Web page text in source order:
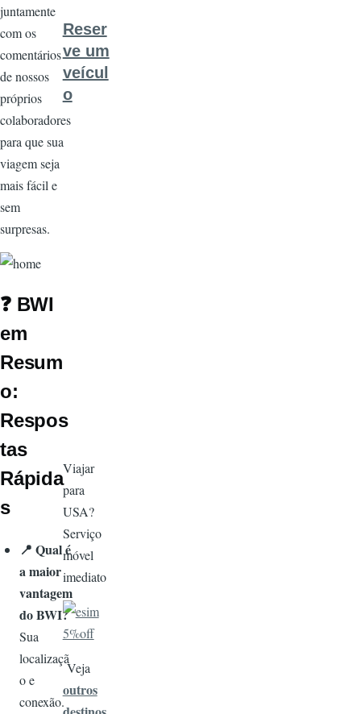
juntamente
com os
comentários
de nossos
próprios
colaboradores
para que sua
viagem seja
mais fácil e
sem
surpresas.
Imagem
❓BWI
em
Resum
o:
Respos
tas
Rápida
s
📍 Qual é
a maior
vantagem
do BWI?
Sua
localizaçã
o e
conexão.
Reser
ve um
veícul
o
Viajar
para
USA?
Serviço
móvel
imediato
Imagem
Veja
outros